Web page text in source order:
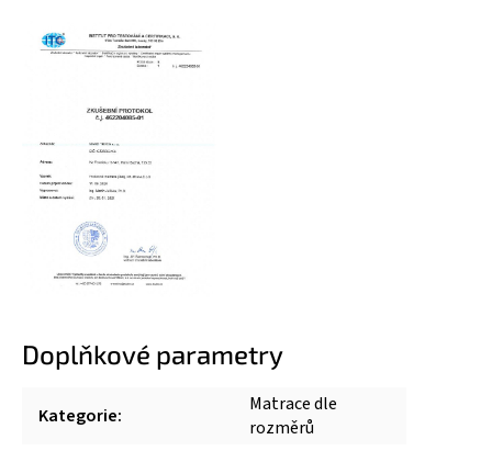
Doplňkové parametry
Kategorie:
Matrace dle
rozměrů